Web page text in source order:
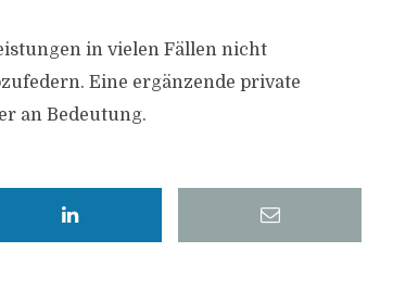
in vielen Fällen nicht
Eine ergänzende private
an Bedeutung.